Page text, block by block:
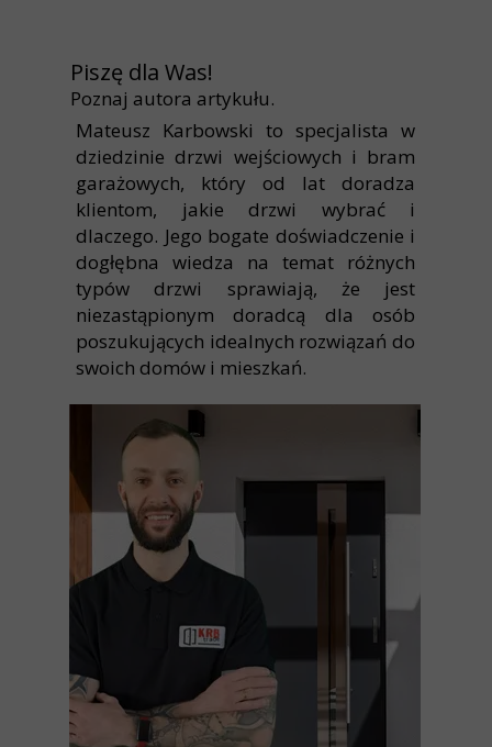
Mateusz Karbowski to specjalista w
dziedzinie drzwi wejściowych i bram
garażowych, który od lat doradza
klientom, jakie drzwi wybrać i
dlaczego. Jego bogate doświadczenie i
dogłębna wiedza na temat różnych
typów drzwi sprawiają, że jest
niezastąpionym doradcą dla osób
poszukujących idealnych rozwiązań do
swoich domów i mieszkań.
Piszę dla Was!
Poznaj autora artykułu.